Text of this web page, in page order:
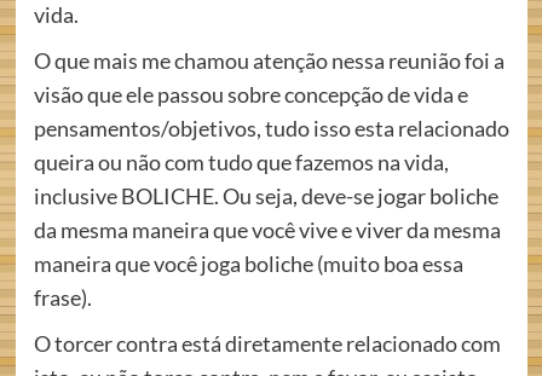
vida.
O que mais me chamou atenção nessa reunião foi a
visão que ele passou sobre concepção de vida e
pensamentos/objetivos, tudo isso esta relacionado
queira ou não com tudo que fazemos na vida,
inclusive BOLICHE. Ou seja, deve-se jogar boliche
da mesma maneira que você vive e viver da mesma
maneira que você joga boliche (muito boa essa
frase).
O torcer contra está diretamente relacionado com